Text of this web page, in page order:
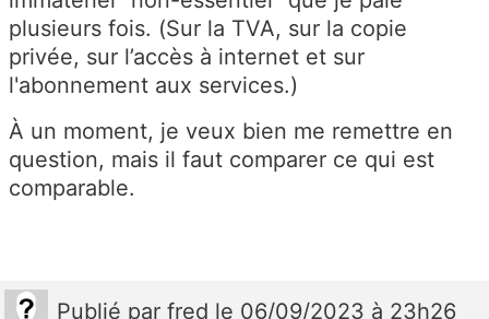
plusieurs fois. (Sur la TVA, sur la copie
privée, sur l’accès à internet et sur
l'abonnement aux services.)
À un moment, je veux bien me remettre en
question, mais il faut comparer ce qui est
comparable.
Publié par fred le 06/09/2023 à 23h26